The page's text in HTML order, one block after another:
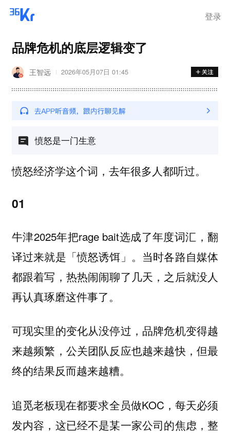
登录
品牌危机的底层逻辑变了
王智远 2026年05月07日 01:45
愤怒是一门生意
愤怒经济学这个词，去年很多人都听过。
01
牛津2025年把rage bait选成了年度词汇，翻
译过来就是「愤怒诱饵」。当时各路自媒体
都跟着写，热热闹闹聊了几天，之后就没人
再认真琢磨这件事了。
可现实里的变化从没停过，品牌危机变得越
来越频繁，公关团队反应也越来越快，但最
终的结果反而越来越糟。
追觅老板现在都要求全员做KOC，每天必须
发内容，这已经不是某一家公司的焦虑，整